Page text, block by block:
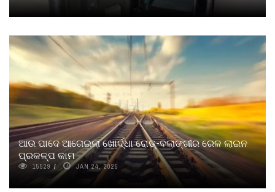
ଆଉ ପାଦେ ଆଗେଇଲା ଖୋର୍ଦ୍ଧା ରୋଡ୍‌-ବଲାଙ୍ଗୀର ରେଳ ଲାଇନ
ପ୍ରକଳ୍ପ କାମ
15529 JAN 24, 2025